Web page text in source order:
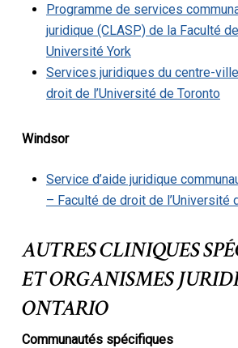
Programme de services
juridique (CLASP) de la Faculté
Université York
Services juridiques du centre-
droit de l’Université de Toronto
Windsor
Service d’aide juridique
– Faculté de droit de l’Université
AUTRES CLINIQUES
ET ORGANISMES
ONTARIO
Communautés spécifiques